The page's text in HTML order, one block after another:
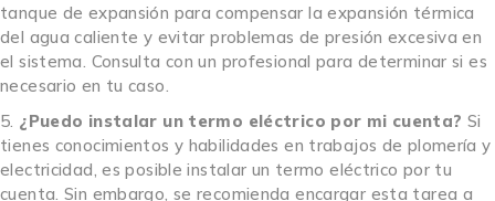
tanque de expansión para compensar la expansión térmica
del agua caliente y evitar problemas de presión excesiva en
el sistema. Consulta con un profesional para determinar si es
necesario en tu caso.
¿Puedo instalar un termo eléctrico por mi cuenta? Si
tienes conocimientos y habilidades en trabajos de plomería y
electricidad, es posible instalar un termo eléctrico por tu
cuenta. Sin embargo, se recomienda encargar esta tarea a